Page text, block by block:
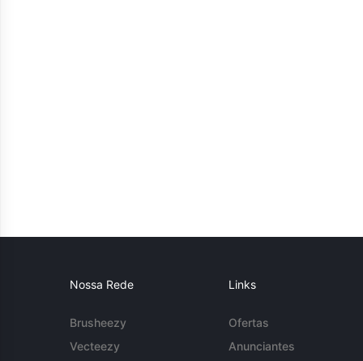
Nossa Rede
Brusheezy
Vecteezy
Links
Ofertas
Anunciantes